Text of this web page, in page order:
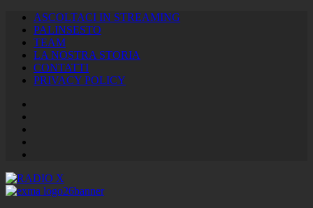
ASCOLTACI IN STREAMING
PALINSESTO
TEAM
LA NOSTRA STORIA
CONTATTI
PRIVACY POLICY